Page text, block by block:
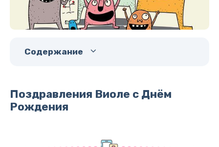
Содержание
Поздравления Виоле с Днём
Рождения